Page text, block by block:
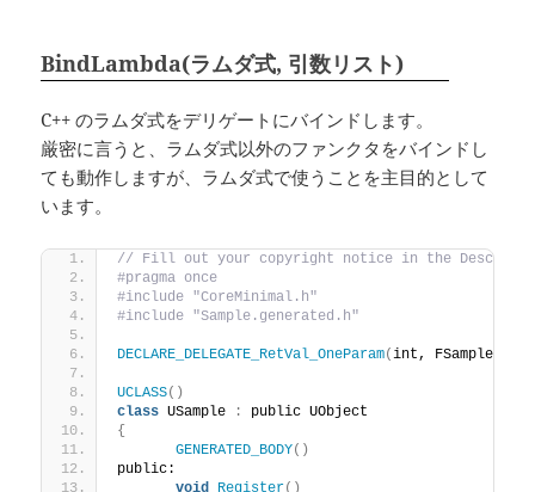
BindLambda(ラムダ式, 引数リスト)
C++ のラムダ式をデリゲートにバインドします。
厳密に言うと、ラムダ式以外のファンクタをバインドし
ても動作しますが、ラムダ式で使うことを主目的として
います。
// Fill out your copyright notice in the
#pragma once
#include "CoreMinimal.h"
#include "Sample.generated.h"
DECLARE_DELEGATE_RetVal_OneParam(int,
UCLASS()
class USample :
public UObject
{
GENERATED_BODY()
public: